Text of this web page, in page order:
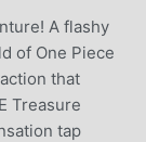
A flashy
of One Piece
that
Treasure
tap